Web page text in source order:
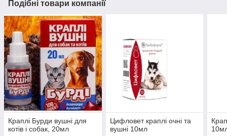
Подібні товари компанії
Краплі Бурди вушні для
котів і собак, 20мл
Цифловет краплі очні та
вушні 10мл